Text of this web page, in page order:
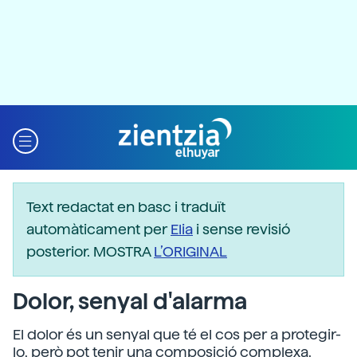
Text redactat en basc i traduït
automàticament perElia i sense revisió
posterior. MOSTRAL’ORIGINAL
Dolor, senyal d'alarma
El dolor és un senyal que té el cos per a protegir-
lo, però pot tenir una composició complexa.